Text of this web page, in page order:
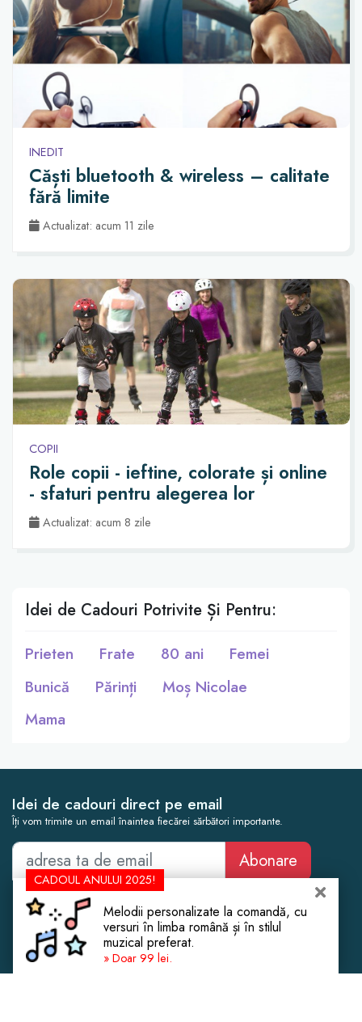
INEDIT
Căști bluetooth & wireless – calitate
fără limite
Actualizat: acum 11 zile
COPII
Role copii - ieftine, colorate și online
- sfaturi pentru alegerea lor
Actualizat: acum 8 zile
Idei de Cadouri Potrivite Și Pentru:
Prieten Frate 80 ani
Femei
Bunică
Părinți
Moș Nicolae
Mama
Idei de cadouri direct pe email
Îți vom trimite un email înaintea fiecărei sărbători importante.
Abonare
Cadouri Femei
Cadouri Bărbați
Cadouri Copii
Cadouri Experiențe
Botez
Cununie Civilă
CADOUL ANULUI 2025!
Melodii personalizate la comandă, cu
versuri în limba română și în stilul
muzical preferat.
» Doar 99 lei.